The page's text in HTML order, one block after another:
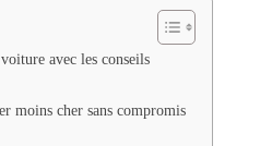
avec les conseils
moins cher sans compromis